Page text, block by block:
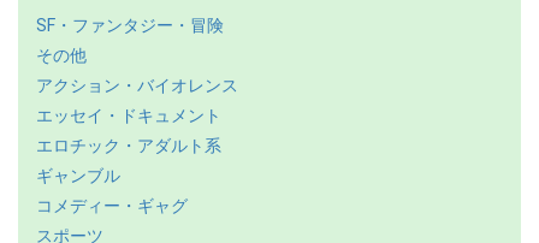
SF・ファンタジー・冒険
その他
アクション・バイオレンス
エッセイ・ドキュメント
エロチック・アダルト系
ギャンブル
コメディー・ギャグ
スポーツ